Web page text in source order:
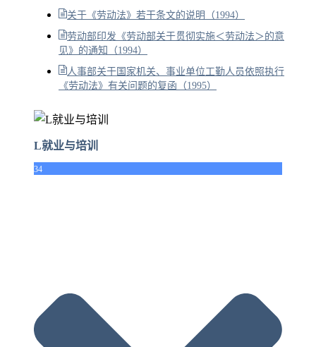
关于《劳动法》若干条文的说明（1994）
劳动部印发《劳动部关于贯彻实施＜劳动法＞的意
见》的通知（1994）
人事部关于国家机关、事业单位工勤人员依照执行
《劳动法》有关问题的复函（1995）
L就业与培训
34